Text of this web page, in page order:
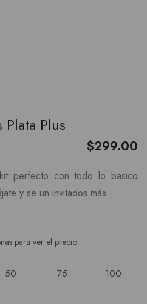
Plus
$299.00
perfecto con todo lo basico
y se un invitados más.
para ver el precio
50 75 100